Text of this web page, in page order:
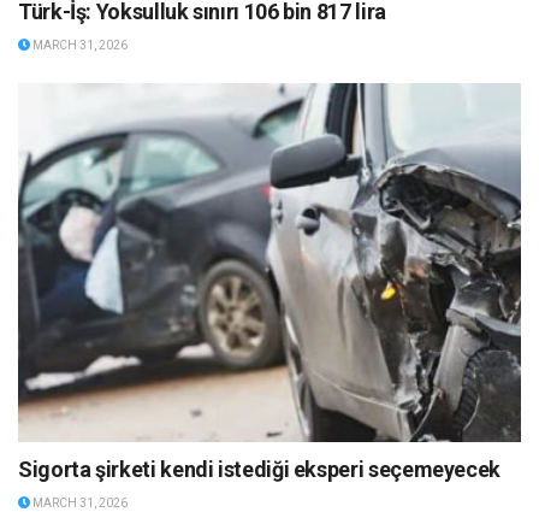
Türk-İş: Yoksulluk sınırı 106 bin 817 lira
MARCH 31, 2026
Sigorta şirketi kendi istediği eksperi seçemeyecek
MARCH 31, 2026